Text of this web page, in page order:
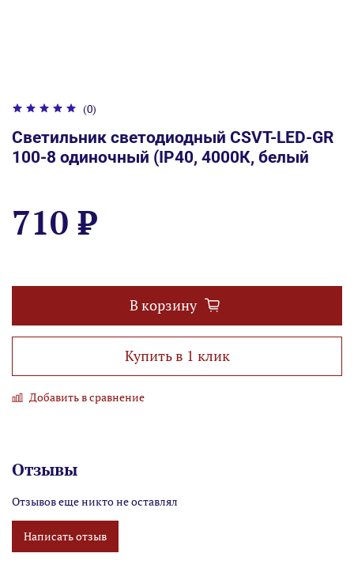
(0)
Светильник светодиодный CSVT-LED-GR
100-8 одиночный (IP40, 4000К, белый
710 ₽
В корзину
Купить в 1 клик
Добавить в сравнение
Отзывы
Отзывов еще никто не оставлял
Написать отзыв